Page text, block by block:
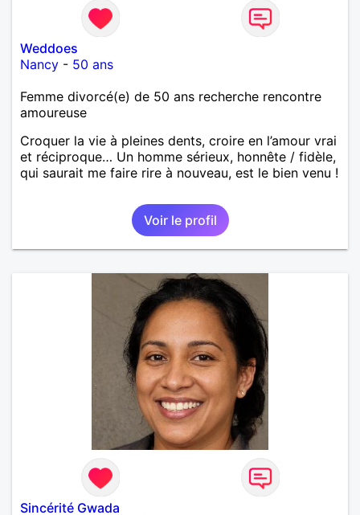
Weddoes
Nancy - 50 ans
Femme divorcé(e) de 50 ans recherche rencontre
amoureuse
Croquer la vie à pleines dents, croire en l’amour vrai
et réciproque… Un homme sérieux, honnête / fidèle,
qui saurait me faire rire à nouveau, est le bien venu !
Voir le profil
Sincérité Gwada